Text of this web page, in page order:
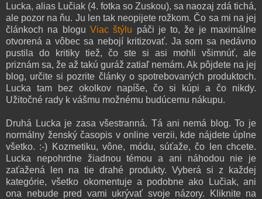
Lucka, alias Lučiak (4. fotka so Zuskou), sa naozaj zdá tichá,
ale pozor na ňu. Ju len tak neopijete rožkom. Čo sa mi na jej
článkoch na blogu Viac štýlu páči je to, že je maximálne
otvorená a vôbec sa nebojí kritizovať. Ja som sa nedávno
pustila do kritiky tiež, čo ste si asi mohli všimnúť, ale
priznám sa, že až takú guráž zatiaľ nemám. Ak pôjdete na jej
blog, určite si pozrite články o spotrebovaných produktoch.
Lucka tam bez okolkov napíše, čo si kúpi a čo nikdy.
Užitočné rady k vášmu možnému budúcemu nákupu.
Druhá Lucka je zasa všestranná. Tá ani nemá blog. To je
normálny ženský časopis v online verzii, kde nájdete úplne
všetko. :-) Kozmetiku, vône, módu, súťaže, čo len chcete.
Lucka nepohrdne žiadnou témou a ani náhodou nie je
zaťažená len na tie drahé produkty. Vyberá si z každej
kategórie, všetko okomentuje a podobne ako Lučiak, ani
ona nebude pred vami ukrývať svoje názory. Kliknite na